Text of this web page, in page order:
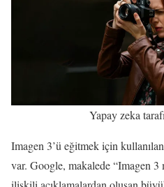
Yapay zeka
Imagen 3’ü eğitmek için
var. Google, makalede “Imagen